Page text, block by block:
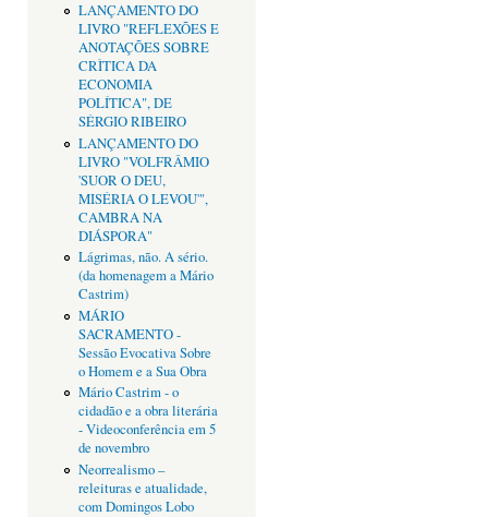
LANÇAMENTO DO
LIVRO "REFLEXÕES E
ANOTAÇÕES SOBRE
CRÌTICA DA
ECONOMIA
POLÍTICA", DE
SÉRGIO RIBEIRO
LANÇAMENTO DO
LIVRO "VOLFRÂMIO
'SUOR O DEU,
MISÉRIA O LEVOU'",
CAMBRA NA
DIÁSPORA"
Lágrimas, não. A sério.
(da homenagem a Mário
Castrim)
MÁRIO
SACRAMENTO -
Sessão Evocativa Sobre
o Homem e a Sua Obra
Mário Castrim - o
cidadão e a obra literária
- Videoconferência em 5
de novembro
Neorrealismo –
releituras e atualidade,
com Domingos Lobo